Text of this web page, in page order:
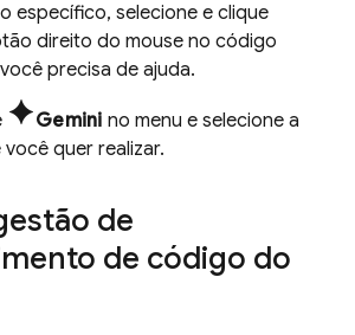
específico, selecione e clique
direito do mouse no código
precisa de ajuda.
sparkGemini no menu e selecione a
quer realizar.
de
de código do